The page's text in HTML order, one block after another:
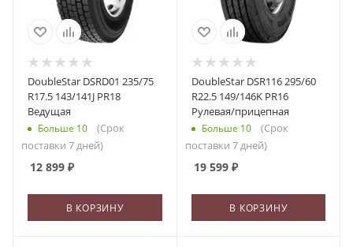
DoubleStar DSRD01 235/75
R17.5 143/141J PR18
Ведущая
Больше 10
(Срок
поставки 7 дней)
12 899 ₽
В КОРЗИНУ
DoubleStar DSR116 295/60
R22.5 149/146K PR16
Рулевая/прицепная
Больше 10
(Срок
поставки 7 дней)
19 599₽
В КОРЗИНУ